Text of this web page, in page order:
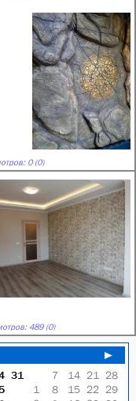
0 (0)
489 (0)
►
31
7 14 21
28
1
8 15 22 29